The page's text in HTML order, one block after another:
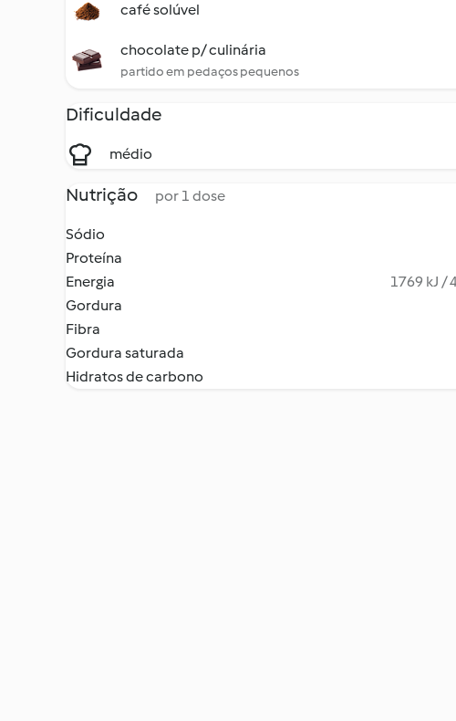
café solúvel
chocolate p/ culinária
partido em pedaços pequenos
Dificuldade
médio
Nutrição por 1 dose
Sódio
Proteína
Energia
1769 kJ /
Gordura
Fibra
Gordura saturada
Hidratos de carbono